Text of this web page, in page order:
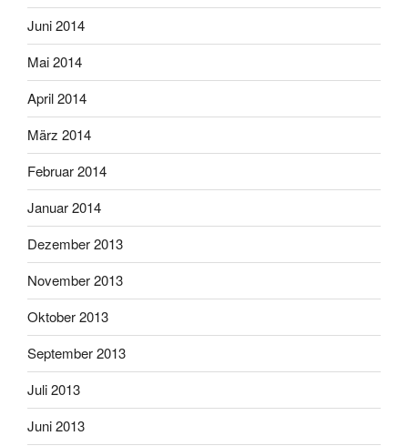
Juni 2014
Mai 2014
April 2014
März 2014
Februar 2014
Januar 2014
Dezember 2013
November 2013
Oktober 2013
September 2013
Juli 2013
Juni 2013